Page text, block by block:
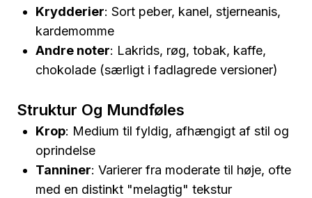
Krydderier: Sort peber, kanel, stjerneanis,
kardemomme
Andre noter: Lakrids, røg, tobak, kaffe,
chokolade (særligt i fadlagrede versioner)
Struktur Og Mundføles
Krop: Medium til fyldig, afhængigt af stil og
oprindelse
Tanniner: Varierer fra moderate til høje, ofte
med en distinkt "melagtig" tekstur